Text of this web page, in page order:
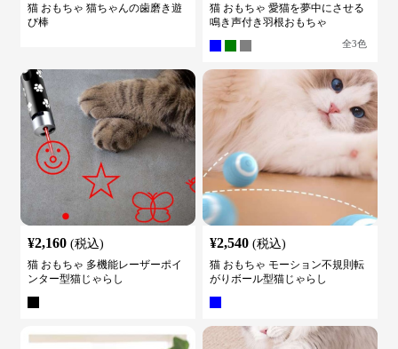
猫 おもちゃ 猫ちゃんの歯磨き遊
び棒
猫 おもちゃ 愛猫を夢中にさせる
鳴き声付き羽根おもちゃ
全3色
¥2,160 (税込)
猫 おもちゃ 多機能レーザーポイ
ンター型猫じゃらし
¥2,540 (税込)
猫 おもちゃ モーション不規則転
がりボール型猫じゃらし